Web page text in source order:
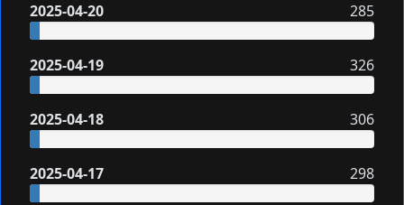
2025-04-20 285
2025-04-19 326
2025-04-18 306
2025-04-17 298